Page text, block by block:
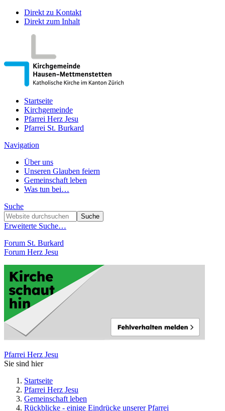
Direkt zu Kontakt
Direkt zum Inhalt
Startseite
Kirchgemeinde
Pfarrei Herz Jesu
Pfarrei St. Burkard
Navigation
Über uns
Unseren Glauben feiern
Gemeinschaft leben
Was tun bei…
Suche
Erweiterte Suche…
Forum St. Burkard
Forum Herz Jesu
Pfarrei Herz Jesu
Sie sind hier
Startseite
Pfarrei Herz Jesu
Gemeinschaft leben
Rückblicke - einige Eindrücke unserer Pfarrei